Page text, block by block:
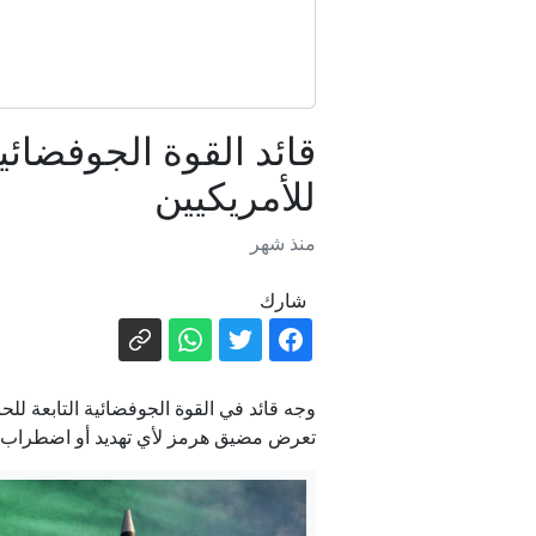
قائد القوة
للأمريكيين
منذ شهر
شارك
وجه قائد في القوة الجوفضائية التابعة
تعرض مضيق هرمز لأي تهديد أو